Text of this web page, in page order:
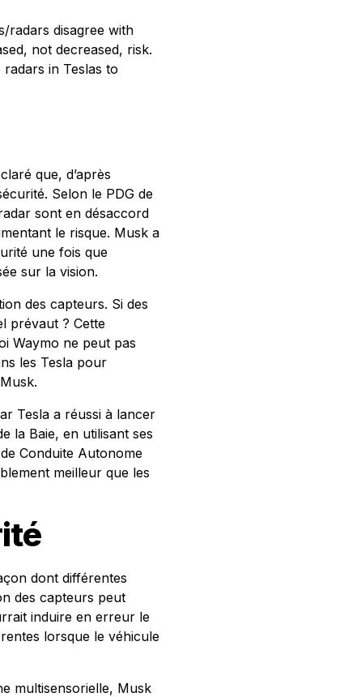
radars disagree with
not decreased, risk.
in Teslas to
que, d’après
Selon le PDG de
sont en désaccord
le risque. Musk a
une fois que
sur la vision.
des capteurs. Si des
prévaut ? Cette
Waymo ne peut pas
les Tesla pour
Tesla a réussi à lancer
la Baie, en utilisant ses
Conduite Autonome
meilleur que les
dont différentes
des capteurs peut
induire en erreur le
lorsque le véhicule
multisensorielle, Musk